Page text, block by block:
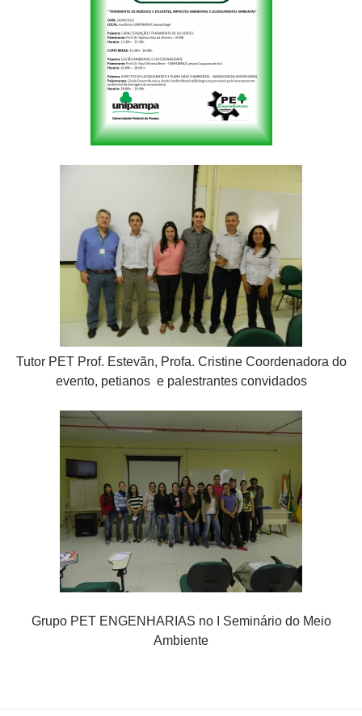
Tutor PET Prof. Estevãn, Profa. Cristine Coordenadora do
evento, petianos e palestrantes convidados
Grupo PET ENGENHARIAS no I Seminário do Meio
Ambiente